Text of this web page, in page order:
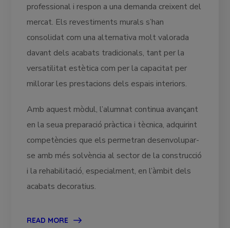
professional i respon a una demanda creixent del
mercat. Els revestiments murals s’han
consolidat com una alternativa molt valorada
davant dels acabats tradicionals, tant per la
versatilitat estètica com per la capacitat per
millorar les prestacions dels espais interiors.
Amb aquest mòdul, l’alumnat continua avançant
en la seua preparació pràctica i tècnica, adquirint
competències que els permetran desenvolupar-
se amb més solvència al sector de la construcció
i la rehabilitació, especialment, en l’àmbit dels
acabats decoratius.
READ MORE